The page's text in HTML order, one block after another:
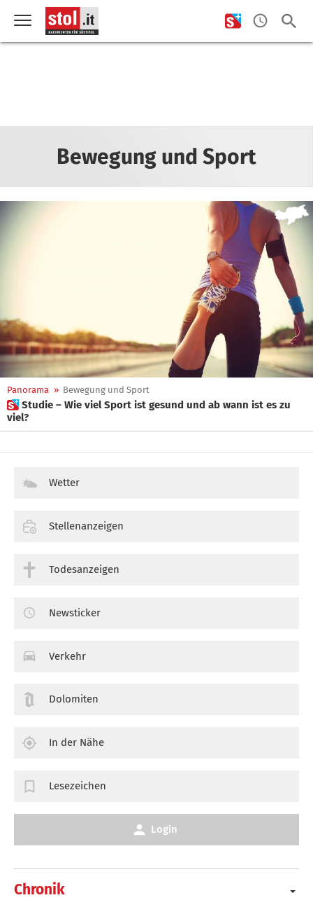
Bewegung und Sport
Panorama » Bewegung und Sport
 Studie – Wie viel Sport ist gesund und ab wann ist es zu
viel?
Chronik
Wetter
Stellenanzeigen
Todesanzeigen
Newsticker
Verkehr
Dolomiten
In der Nähe
Lesezeichen
Login